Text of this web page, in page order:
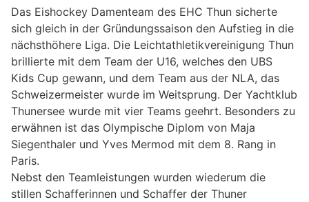
Das Eishockey Damenteam des EHC Thun sicherte
sich gleich in der Gründungssaison den Aufstieg in die
nächsthöhere Liga. Die Leichtathletikvereinigung Thun
brillierte mit dem Team der U16, welches den UBS
Kids Cup gewann, und dem Team aus der NLA, das
Schweizermeister wurde im Weitsprung. Der Yachtklub
Thunersee wurde mit vier Teams geehrt. Besonders zu
erwähnen ist das Olympische Diplom von Maja
Siegenthaler und Yves Mermod mit dem 8. Rang in
Paris.
Nebst den Teamleistungen wurden wiederum die
stillen Schafferinnen und Schaffer der Thuner